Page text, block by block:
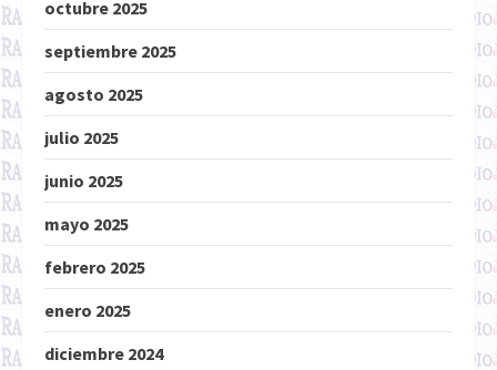
octubre 2025
septiembre 2025
agosto 2025
julio 2025
junio 2025
mayo 2025
febrero 2025
enero 2025
diciembre 2024